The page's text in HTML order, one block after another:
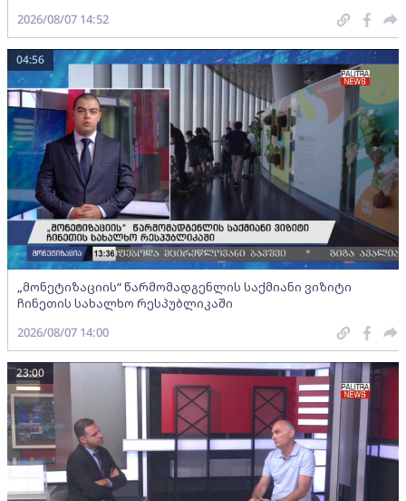
2026/08/07 14:52
„მონეტიზაციის“ წარმომადგენლის საქმიანი ვიზიტი
ჩინეთის სახალხო რესპუბლიკაში
04:56
2026/08/07 14:00
23:00